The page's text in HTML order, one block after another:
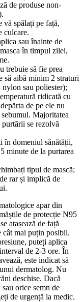
de produse non-
vă spălați pe față,
culcare.
sau înainte de
în timpul zilei,
trebuie să fie prea
să aibă minim 2 straturi
sau poliester);
ridicată cu
de pe ele nu
Majoritatea
se rezolvă
în domeniul sănătății,
minute de la purtarea
tipul de mască;
rar și implică de
apar din
de protecție N95
atașează de față
cât mai puțin posibil.
puteți aplica
de 2-3 ore. În
este indicat să
dermatolog. Nu
deschise. Dacă
orice semn de
de urgență la medic.